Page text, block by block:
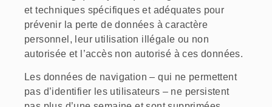
et techniques spécifiques et adéquates pour
prévenir la perte de données à caractère
personnel, leur utilisation illégale ou non
autorisée et l’accès non autorisé à ces données.
Les données de navigation – qui ne permettent
pas d’identifier les utilisateurs – ne persistent